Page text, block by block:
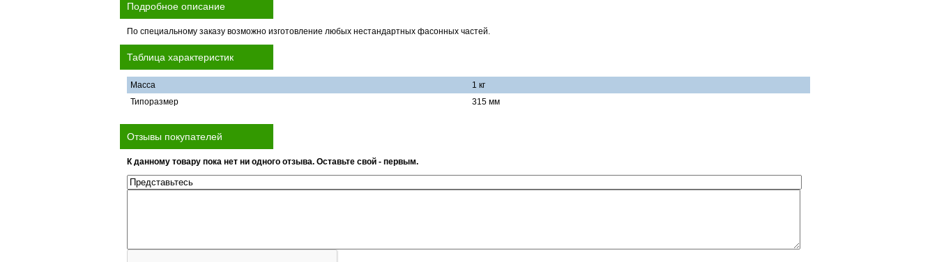
Подробное описание
По специальному заказу возможно изготовление любых нестандартных фасонных частей.
Таблица характеристик
Масса
1 кг
Типоразмер
315 мм
Отзывы покупателей
К данному товару пока нет ни одного отзыва. Оставьте свой - первым.